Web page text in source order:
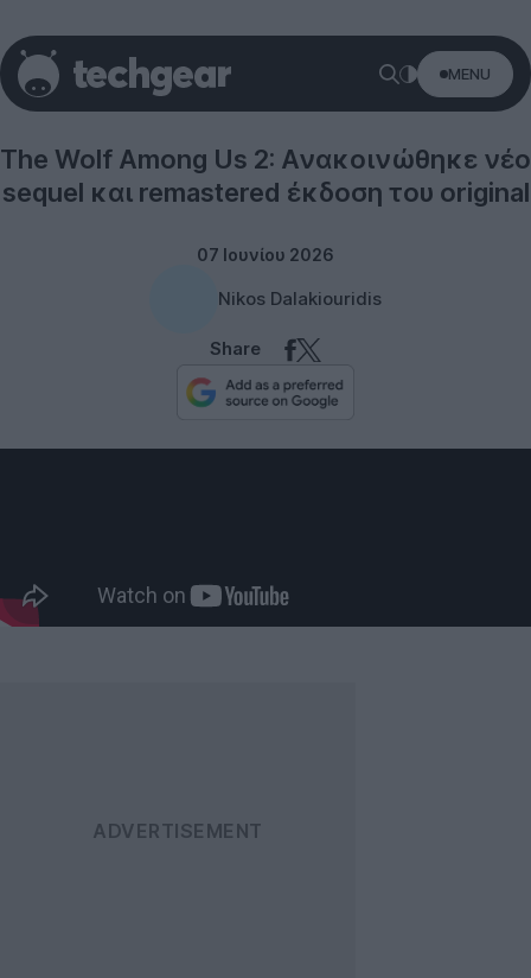
MENU
The Wolf Among Us 2: Ανακοινώθηκε νέο
sequel και remastered έκδοση του original
07 Ιουνίου 2026
Nikos Dalakiouridis
Share